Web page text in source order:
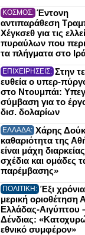
ΚΟΣΜΟΣ: Έντονη
αντιπαράθεση
Χέγκσεθ για τις
πυραύλων που
τα πλήγματα στο
ΕΠΙΧΕΙΡΗΣΕΙΣ: Στην
ευθεία ο υπερ-
στο Ντουμπάι:
σύμβαση για το
δισ. δολαρίων
ΕΛΛΑΔΑ: Χάρης
καθαριότητα της
είναι μάχη
σχέδια και ομάδες
παρέμβασης»
ΠΟΛΙΤΙΚΗ: Έξι
μερική οριοθέτηση
Ελλάδας-Αιγύπτου
Δένδιας:
εθνικό συμφέρον»